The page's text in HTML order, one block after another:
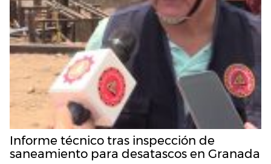
Informe técnico tras inspección de
saneamiento para desatascos en Granada